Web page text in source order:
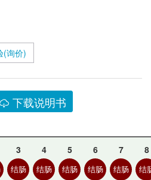
(询价)
下载说明书
3 4 5 6 7
8
结肠 结肠 结肠 结肠 结肠 结